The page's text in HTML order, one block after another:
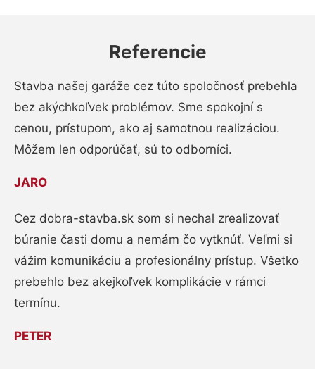
Referencie
Stavba našej garáže cez túto spoločnosť prebehla
bez akýchkoľvek problémov. Sme spokojní s
cenou, prístupom, ako aj samotnou realizáciou.
Môžem len odporúčať, sú to odborníci.
JARO
Cez dobra-stavba.sk som si nechal zrealizovať
búranie časti domu a nemám čo vytknúť. Veľmi si
vážim komunikáciu a profesionálny prístup. Všetko
prebehlo bez akejkoľvek komplikácie v rámci
termínu.
PETER